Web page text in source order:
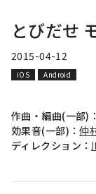
とびだせ
2015-04-12
iOS Android
作曲・編曲(一部)：
効果音(一部)：仲
ディレクション：